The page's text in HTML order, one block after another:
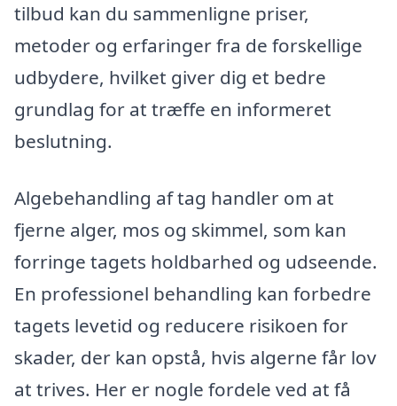
tilbud kan du sammenligne priser,
metoder og erfaringer fra de forskellige
udbydere, hvilket giver dig et bedre
grundlag for at træffe en informeret
beslutning.
Algebehandling af tag handler om at
fjerne alger, mos og skimmel, som kan
forringe tagets holdbarhed og udseende.
En professionel behandling kan forbedre
tagets levetid og reducere risikoen for
skader, der kan opstå, hvis algerne får lov
at trives. Her er nogle fordele ved at få